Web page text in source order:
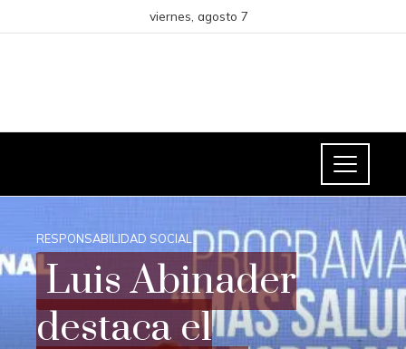
viernes, agosto 7
RESPONSABILIDAD SOCIAL
Luis Abinader
destaca el